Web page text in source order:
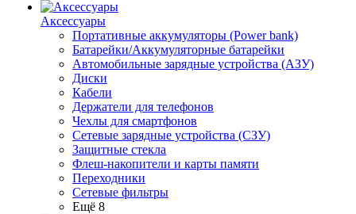
Аксессуары
Портативные аккумуляторы (Power bank)
Батарейки/Аккумуляторные батарейки
Автомобильные зарядные устройства (АЗУ)
Диски
Кабели
Держатели для телефонов
Чехлы для смартфонов
Сетевые зарядные устройства (СЗУ)
Защитные стекла
Флеш-накопители и карты памяти
Переходники
Сетевые фильтры
Ещё 8